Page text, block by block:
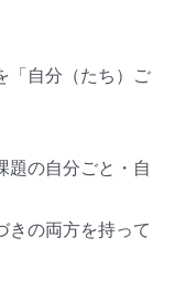
「自分（たち）ご
の自分ごと・自
の両方を持って